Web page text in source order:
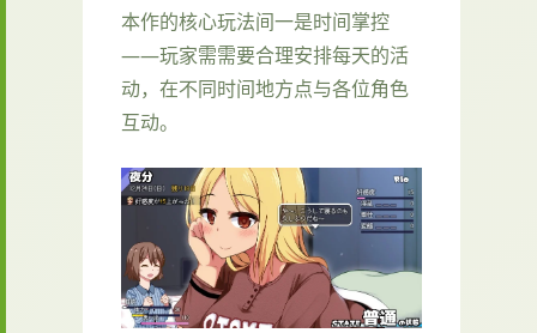
本作的核心玩法间一是时间掌控
——玩家需需要合理安排每天的活
动，在不同时间地方点与各位角色
互动。